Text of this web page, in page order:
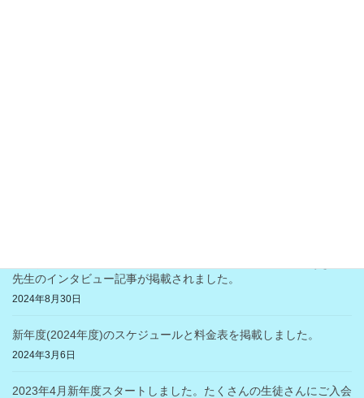
先生のインタビュー記事が掲載されました。
2024年8月30日
新年度(2024年度)のスケジュールと料金表を掲載しました。
2024年3月6日
2023年4月新年度スタートしました。たくさんの生徒さんにご入会